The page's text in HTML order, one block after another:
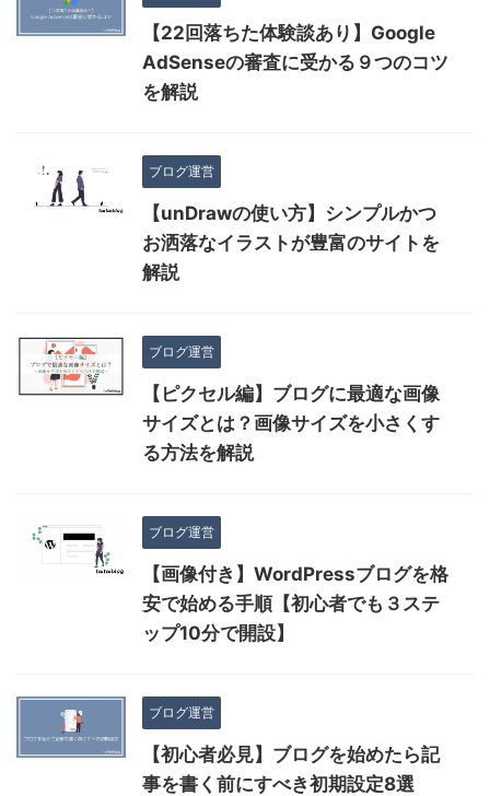
【22回落ちた体験談あり】Google
AdSenseの審査に受かる９つのコツ
を解説
ブログ運営
【unDrawの使い方】シンプルかつ
お洒落なイラストが豊富のサイトを
解説
ブログ運営
【ピクセル編】ブログに最適な画像
サイズとは？画像サイズを小さくす
る方法を解説
ブログ運営
【画像付き】WordPressブログを格
安で始める手順【初心者でも３ステ
ップ10分で開設】
ブログ運営
【初心者必見】ブログを始めたら記
事を書く前にすべき初期設定8選